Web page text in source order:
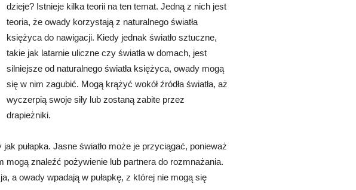
dzieje? Istnieje kilka teorii na ten temat. Jedną z nich jest
teoria, że owady korzystają z naturalnego światła
księżyca do nawigacji. Kiedy jednak światło sztuczne,
takie jak latarnie uliczne czy światła w domach, jest
silniejsze od naturalnego światła księżyca, owady mogą
się w nim zagubić. Mogą krążyć wokół źródła światła, aż
wyczerpią swoje siły lub zostaną zabite przez
drapieżniki.
pułapka. Jasne światło może je przyciągać, ponieważ
znaleźć pożywienie lub partnera do rozmnażania.
a owady wpadają w pułapkę, z której nie mogą się